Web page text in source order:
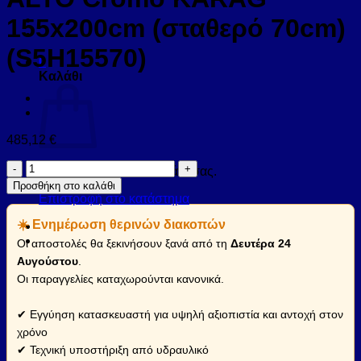
0
Καλάθι
Κανένα προϊόν στο καλάθι σας.
Επιστροφή στο κατάστημα
155x200cm (σταθερό 70cm)
(S5H15570)
485,12 €
Καμπίνα
από
τοίχο
τοίχο
με
διάφανο
κρύσταλλο
S
ALTO
Cromo
KARAG
155x200cm
Προσθήκη στο καλάθι
☀️ Ενημέρωση θερινών διακοπών
Οι αποστολές θα ξεκινήσουν ξανά από τη Δευτέρα 24
Αυγούστου
Οι παραγγελίες καταχωρούνται κανονικά.
✔ Εγγύηση κατασκευαστή για υψηλή αξιοπιστία και αντοχή στον
χρόνο
✔ Τεχνική υποστήριξη από υδραυλικό